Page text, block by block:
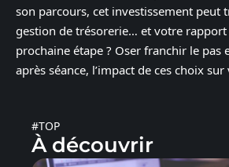
son parcours, cet investissement peut
gestion de trésorerie… et votre rapport
prochaine étape ? Oser franchir le pas
après séance, l’impact de ces choix
#TOP
À découvrir